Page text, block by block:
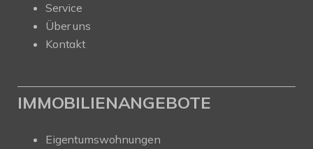
Service
Über uns
Kontakt
IMMOBILIENANGEBOTE
Eigentumswohnungen